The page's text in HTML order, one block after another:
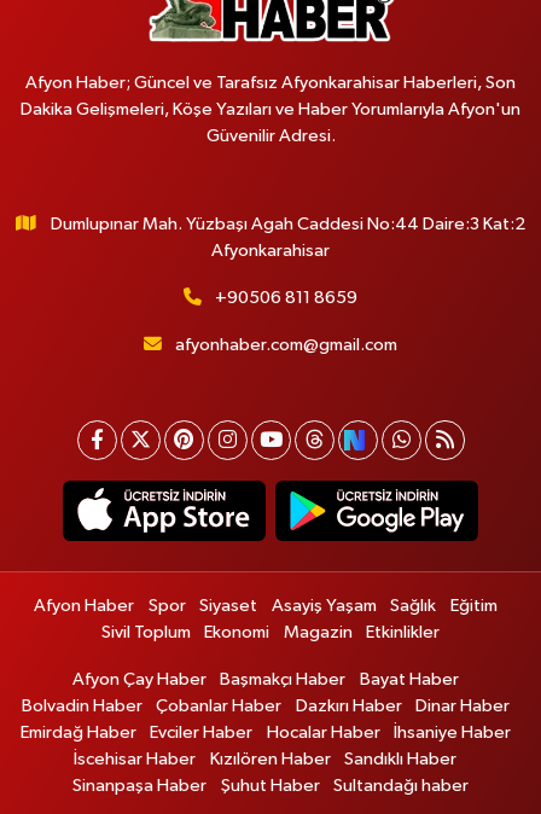
Afyon Haber; Güncel ve Tarafsız Afyonkarahisar Haberleri, Son
Dakika Gelişmeleri, Köşe Yazıları ve Haber Yorumlarıyla Afyon'un
Güvenilir Adresi.
Dumlupınar Mah. Yüzbaşı Agah Caddesi No:44 Daire:3 Kat:2
Afyonkarahisar
+90506 811 8659
afyonhaber.com@gmail.com
Afyon Haber Spor Siyaset Asayiş Yaşam Sağlık
Eğitim
Sivil Toplum
Ekonomi Magazin Etkinlikler
Afyon Çay Haber Başmakçı Haber
Bayat Haber
Bolvadin Haber
Çobanlar Haber Dazkırı Haber
Dinar Haber
Emirdağ Haber
Evciler Haber Hocalar Haber
İhsaniye Haber
İscehisar Haber
Kızılören Haber
Sandıklı Haber
Sinanpaşa Haber
Şuhut Haber Sultandağı haber